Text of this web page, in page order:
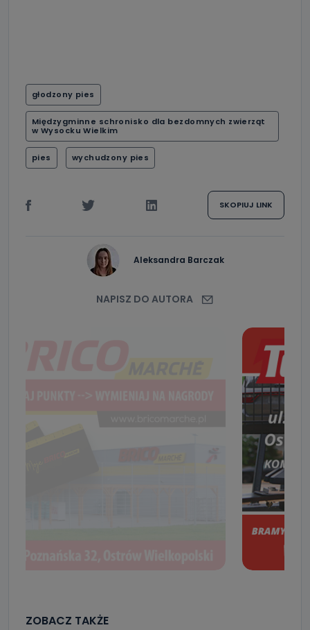
głodzony pies
Międzygminne schronisko dla bezdomnych zwierząt
w Wysocku Wielkim
pies wychudzony pies
SKOPIUJ LINK
Aleksandra Barczak
NAPISZ DO AUTORA
ZOBACZ TAKŻE